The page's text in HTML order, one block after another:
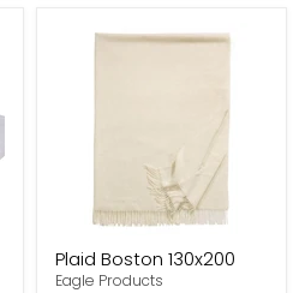
Plaid Boston 130x200
Eagle Products